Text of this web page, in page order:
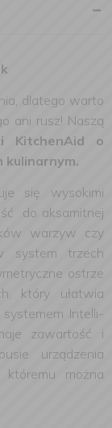
dlatego warto
ani rusz! Naszą
KitchenAid o
kulinarnym.
się wysokimi
do aksamitnej
warzyw czy
system trzech
ostrze
który ułatwia
Intelli-
zawartość i
urządzenia
można